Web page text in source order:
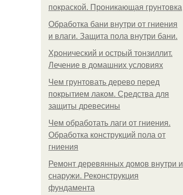
покраской. Проникающая грунтовка
Обработка бани внутри от гниения
и влаги. Защита пола внутри бани.
Хронический и острый тонзиллит.
Лечение в домашних условиях
Чем грунтовать дерево перед
покрытием лаком. Средства для
защиты древесины
Чем обработать лаги от гниения.
Обработка конструкций пола от
гниения
Ремонт деревянных домов внутри и
снаружи. Реконструкция
фундамента